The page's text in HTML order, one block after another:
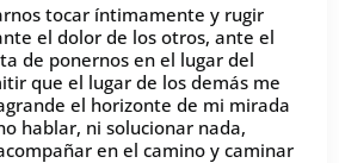
tocar íntimamente y rugir
el dolor de los otros, ante el
de ponernos en el lugar del
que el lugar de los demás me
el horizonte de mi mirada
hablar, ni solucionar nada,
en el camino y caminar